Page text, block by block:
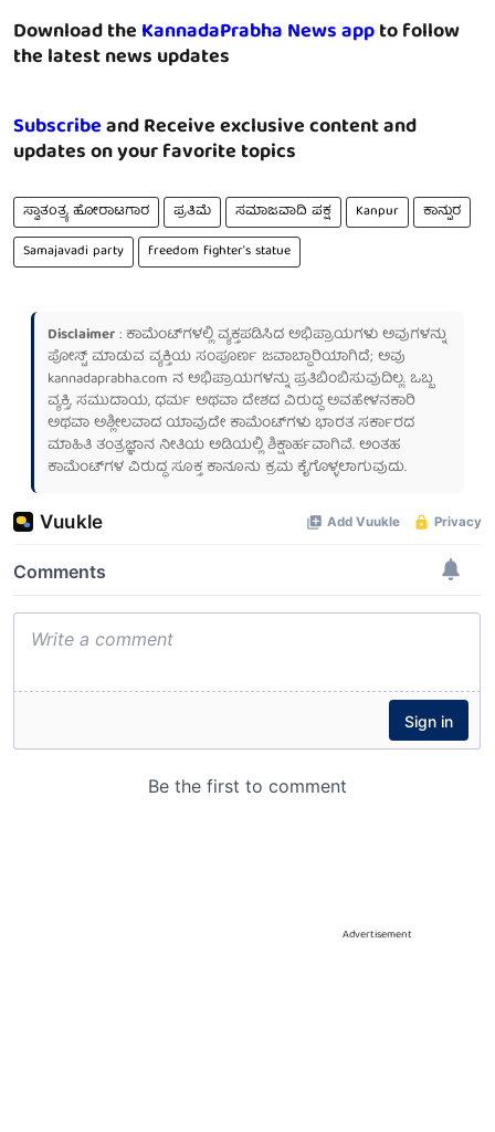
Download theKannadaPrabha News appto follow
the latest news updates
Subscribeand Receive exclusive content and
updates on your favorite topics
ಸ್ವಾತಂತ್ರ್ಯ ಹೋರಾಟಗಾರ ಪ್ರತಿಮೆ ಸಮಾಜವಾದಿ ಪಕ್ಷ Kanpur
ಕಾನ್ಪುರ
Samajavadi party
freedom fighter's statue
Disclaimer: ಕಾಮೆಂಟ್‌ಗಳಲ್ಲಿ ವ್ಯಕ್ತಪಡಿಸಿದ ಅಭಿಪ್ರಾಯಗಳು ಅವುಗಳನ್ನು
ಪೋಸ್ಟ್ ಮಾಡುವ ವ್ಯಕ್ತಿಯ ಸಂಪೂರ್ಣ ಜವಾಬ್ದಾರಿಯಾಗಿದೆ; ಅವು
kannadaprabha.com ನ ಅಭಿಪ್ರಾಯಗಳನ್ನು ಪ್ರತಿಬಿಂಬಿಸುವುದಿಲ್ಲ. ಒಬ್ಬ
ವ್ಯಕ್ತಿ, ಸಮುದಾಯ, ಧರ್ಮ ಅಥವಾ ದೇಶದ ವಿರುದ್ಧ ಅವಹೇಳನಕಾರಿ
ಅಥವಾ ಅಶ್ಲೀಲವಾದ ಯಾವುದೇ ಕಾಮೆಂಟ್‌ಗಳು ಭಾರತ ಸರ್ಕಾರದ
ಮಾಹಿತಿ ತಂತ್ರಜ್ಞಾನ ನೀತಿಯ ಅಡಿಯಲ್ಲಿ ಶಿಕ್ಷಾರ್ಹವಾಗಿವೆ. ಅಂತಹ
ಕಾಮೆಂಟ್‌ಗಳ ವಿರುದ್ಧ ಸೂಕ್ತ ಕಾನೂನು ಕ್ರಮ ಕೈಗೊಳ್ಳಲಾಗುವುದು.
Advertisement